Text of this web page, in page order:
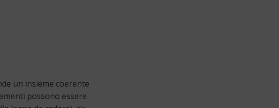
un insieme coerente
possono essere